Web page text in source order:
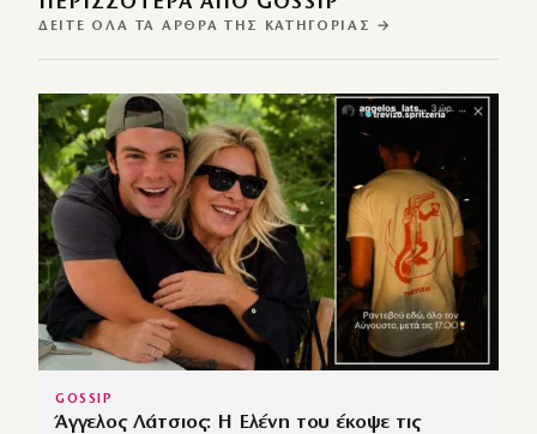
ΔΕΊΤΕ ΌΛΑ ΤΑ ΆΡΘΡΑ ΤΗΣ ΚΑΤΗΓΟΡΊΑΣ →
GOSSIP
Άγγελος Λάτσιος: Η Ελένη του έκοψε τις